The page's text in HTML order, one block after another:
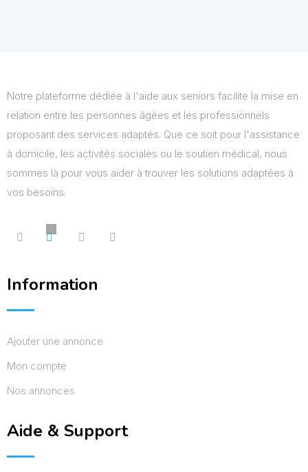
Notre plateforme dédiée à l'aide aux seniors facilite la mise en
relation entre les personnes âgées et les professionnels
proposant des services adaptés. Que ce soit pour l'assistance
à domicile, les activités sociales ou le soutien médical, nous
sommes là pour vous aider à trouver les solutions adaptées à
vos besoins.
Information
Ajouter une annonce
Mon compte
Nos annonces
Aide & Support